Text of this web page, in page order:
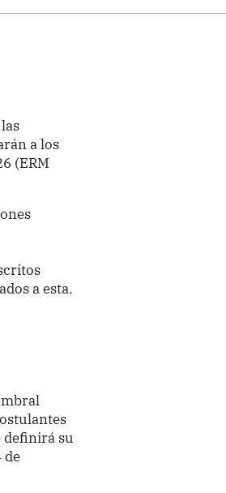
a los
(ERM
a esta.
definirá su
de